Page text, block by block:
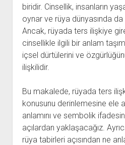
biridir. Cinsellik, insanların
oynar ve rüya dünyasında da
Ancak, rüyada ters ilişkiye
cinsellikle ilgili bir anlam
içsel dürtülerini ve
ilişkilidir.
Bu makalede, rüyada ters
konusunu derinlemesine ele
anlamını ve sembolik
açılardan yaklaşacağız.
rüya tabirleri açısından ne